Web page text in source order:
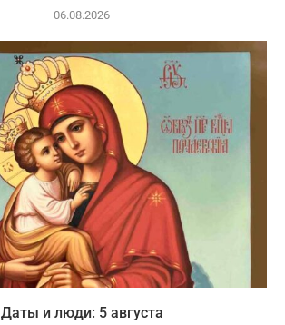
06.08.2026
Даты и люди: 5 августа